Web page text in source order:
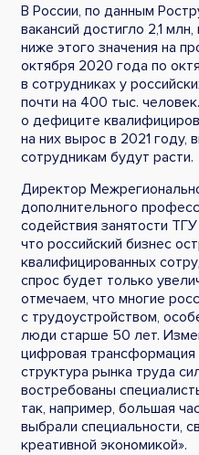
В России, по данным
вакансий достигло 2,1
ниже этого значения на
октября 2020 года по
в сотрудниках у
почти на 400 тыс.
о дефиците
на них вырос в 2021 году,
сотрудникам будут расти.
Директор
дополнительного
содействия занятости
что российский бизнес
квалифицированных
спрос будет только
отмечаем, что многие
с трудоустройством,
люди старше 50 лет.
цифровая трансформация
структура рынка труда
востребованы
так, например, большая
выбрали специальности,
креативной экономикой».